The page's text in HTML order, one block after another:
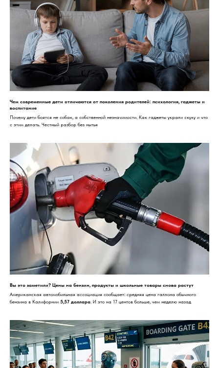
Чем современные дети отличаются от поколения родителей: психология, гаджеты и
воспитание
Почему дети боятся не собак, а собственной незначимости. Как гаджеты украли скуку и что
с этим делать. Честный разбор без нытья
Вы это заметили? Цены на бензин, продукты и школьные товары снова растут
Американская автомобильная ассоциация сообщает: средняя цена галлона обычного
бензина в Калифорнии 5,57 доллара . И это на 17 центов больше, чем неделю назад